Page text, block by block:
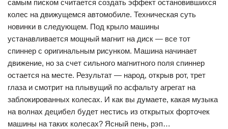
самым писком считается создать эффект остановившихся
колес на движущемся автомобиле. Техническая суть
новинки в следующем. Под крыло машины
устанавливается мощный магнит на диск — все тот
спиннер с оригинальным рисунком. Машина начинает
движение, но за счет сильного магнитного поля спиннер
остается на месте. Результат — народ, открыв рот, трет
глаза и смотрит на плывущий по асфальту агрегат на
заблокированных колесах. И как вы думаете, какая музыка
на волнах децибел будет нестись из открытых форточек
машины на таких колесах? Ясный пень, рэп…